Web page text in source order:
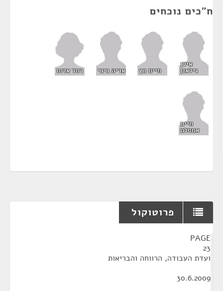
ח"כים נוכחים
אילן
גילאון חיים כץ אריה ביבי רחל אדטו
חיים
אמסלם
פרוטוקול
PAGE
23
ועדת העבודה, הרווחה והבריאות
30.6.2009